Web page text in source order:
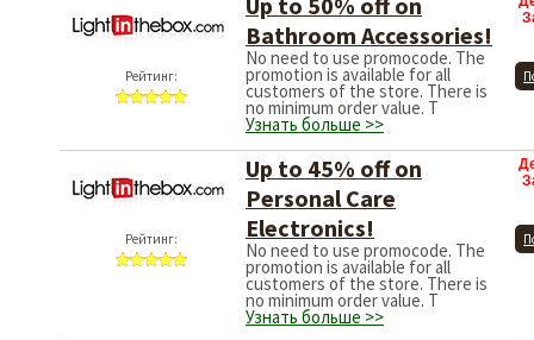
Рейтинг:
Up to 50% off on
Bathroom Accessories!
No need to use promocode. The
promotion is available for all
customers of the store. There is
no minimum order value. T
Узнать больше >>
Рейтинг:
Up to 45% off on
Personal Care
Electronics!
No need to use promocode. The
promotion is available for all
customers of the store. There is
no minimum order value. T
Узнать больше >>